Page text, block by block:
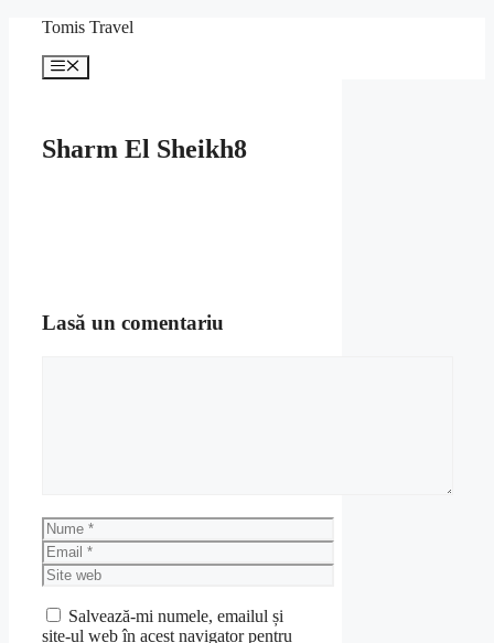
conținut
Tomis Travel
Meniu
Sharm El Sheikh8
Lasă un comentariu
Nume
Email
Site
web
Salvează-mi numele, emailul și
site-ul web în acest navigator pentru